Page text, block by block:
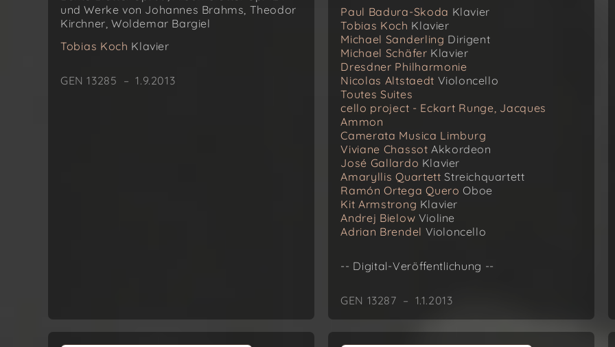
und Werke von Johannes Brahms, Theodor
Kirchner, Woldemar Bargiel
Tobias Koch Klavier
GEN 13285 – 1.9.2013
Paul Badura-Skoda Klavier
Tobias Koch Klavier
Michael Sanderling Dirigent
Michael Schäfer Klavier
Dresdner Philharmonie
Nicolas Altstaedt Violoncello
Toutes Suites
cello project - Eckart Runge, Jacques
Ammon
Camerata Musica Limburg
Viviane Chassot Akkordeon
José Gallardo Klavier
Amaryllis Quartett Streichquartett
Ramón Ortega Quero Oboe
Kit Armstrong Klavier
Andrej Bielow Violine
Adrian Brendel Violoncello
-- Digital-Veröffentlichung --
GEN 13287 – 1.1.2013